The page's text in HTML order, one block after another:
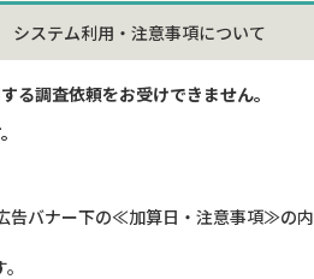
システム利用・注意事項について
調査依頼をお受けできません。
告バナー下の≪加算日・注意事項≫の内